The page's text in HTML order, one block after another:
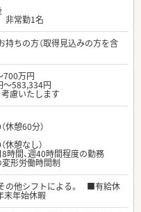
非常勤1名
持ちの方（取得見込みの方を含
700万円
～583,334円
慮いたします
休憩60分）
休憩なし）
時間、週40時間程度の勤務
形労働時間制
その他シフトによる。 ■有給休
末年始休暇